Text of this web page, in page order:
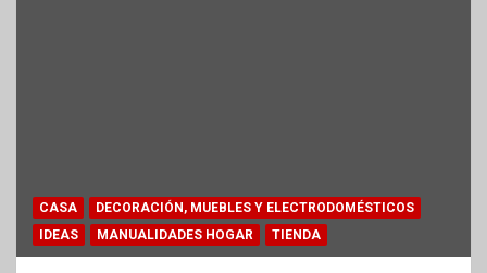
CASA
DECORACIÓN, MUEBLES Y ELECTRODOMÉSTICOS
IDEAS
MANUALIDADES HOGAR TIENDA